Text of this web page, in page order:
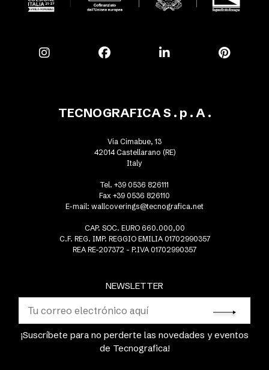
NEWSLETTER
¡Suscríbete para no perderte las novedades y eventos
de Tecnografica!
TECNOGRAFICA S . p . A .
Via Cimabue, 13
42014 Castellarano (RE)
Italy
Tel. +39 0536 826111
Fax +39 0536 826110
E-mail: wallcoverings@tecnografica.net
CAP. SOC. EURO 660.000,00
C.F. REG. IMP. REGGIO EMILIA 01702990357
REA RE-207372 - P.IVA 01702990357